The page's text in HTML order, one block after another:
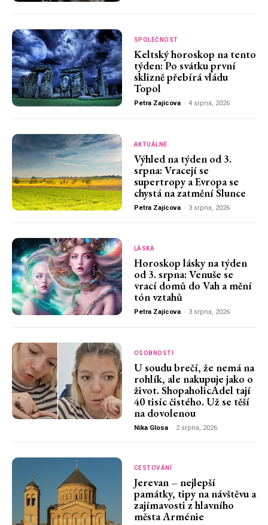
SPOLEČNOST
Keltský horoskop na tento
týden: Po svátku první
sklizně přebírá vládu
Topol
Petra Zajícova - 4 srpna, 2026
AKTUÁLNĚ
Výhled na týden od 3.
srpna: Vracejí se
supertropy a Evropa se
chystá na zatmění Slunce
Petra Zajícova - 3 srpna, 2026
LÁSKA
Horoskop lásky na týden
od 3. srpna: Venuše se
vrací domů do Vah a mění
tón vztahů
Petra Zajícova - 3 srpna, 2026
OSOBNOSTI
U soudu brečí, že nemá na
rohlík, ale nakupuje jako o
život. ShopaholicAdel tají
40 tisíc čistého. Už se těší
na dovolenou
Nika Glosa - 2 srpna, 2026
CESTOVÁNÍ
Jerevan – nejlepší
památky, tipy na návštěvu a
zajímavosti z hlavního
města Arménie